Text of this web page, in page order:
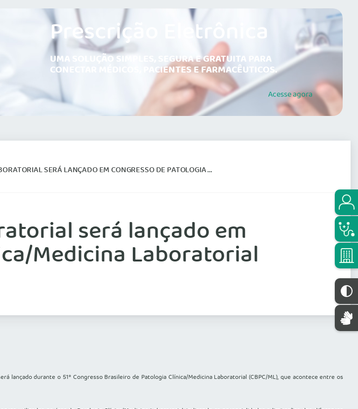
Prescrição Eletrônica
UMA SOLUÇÃO SIMPLES, SEGURA E GRATUITA PARA
CONECTAR MÉDICOS, PACIENTES E FARMACÊUTICOS.
Acesseagora
LANÇADO EM CONGRESSO DE PATOLOGIA CLÍNICA/MEDICINA LABORATORIAL
será lançado em
Medicina Laboratorial
lançado durante o 51º Congresso Brasileiro de Patologia Clínica/Medicina Laboratorial (CBPC/ML), que acontece entre os